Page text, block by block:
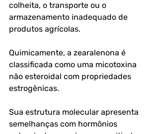
colheita, o transporte ou o
armazenamento inadequado de
produtos agrícolas.
Quimicamente, a zearalenona é
classificada como uma micotoxina
não esteroidal com propriedades
estrogênicas.
Sua estrutura molecular apresenta
semelhanças com hormônios